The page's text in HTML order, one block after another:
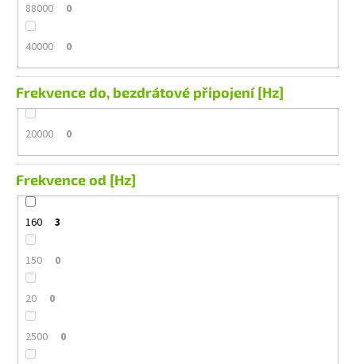
88000 0
40000 0
Frekvence do, bezdrátové připojení [Hz]
20000 0
Frekvence od [Hz]
160 3
150 0
20 0
2500 0